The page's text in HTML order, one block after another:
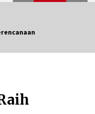
Jokowi Tekankan
Elektronik Rp150.000